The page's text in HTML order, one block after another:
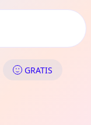
Town:
GRATIS